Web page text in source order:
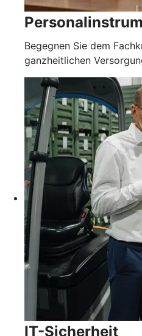
Begegnen Sie dem
ganzheitlichen
IT-Sicherheit